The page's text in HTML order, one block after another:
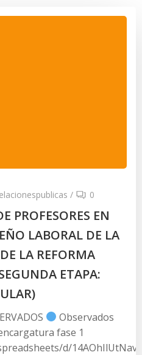
/ 0
PROFESORES EN
LABORAL DE LA
LA REFORMA
ETAPA:
Observados
fase 1
d/